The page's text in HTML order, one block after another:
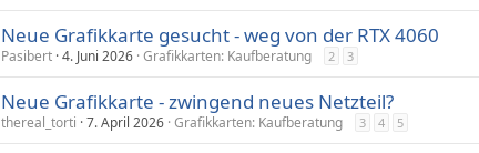
Neue Grafikkarte gesucht - weg von der RTX 4060
Pasibert 4. Juni 2026 Grafikkarten: Kaufberatung 2 3
Neue Grafikkarte - zwingend neues Netzteil?
thereal_torti 7. April 2026 Grafikkarten: Kaufberatung 3 4 5